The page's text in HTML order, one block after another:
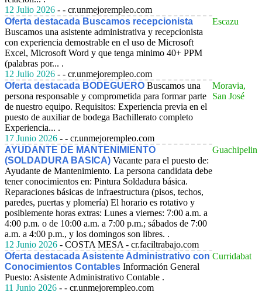
12 Julio 2026 - - cr.unmejorempleo.com
Oferta destacada Buscamos recepcionista
Buscamos una asistente administrativa y recepcionista
con experiencia demostrable en el uso de Microsoft
Excel, Microsoft Word y que tenga minimo 40+ PPM
(palabras por... .
12 Julio 2026 - - cr.unmejorempleo.com
Escazu
Oferta destacada BODEGUERO Buscamos una
persona responsable y comprometida para formar parte
de nuestro equipo. Requisitos: Experiencia previa en el
puesto de auxiliar de bodega Bachillerato completo
Experiencia... .
17 Junio 2026 - - cr.unmejorempleo.com
Moravia,
San José
AYUDANTE DE MANTENIMIENTO
(SOLDADURA BASICA) Vacante para el puesto de:
Ayudante de Mantenimiento. La persona candidata debe
tener conocimientos en: Pintura Soldadura básica.
Reparaciones básicas de infraestructura (pisos, techos,
paredes, puertas y plomería) El horario es rotativo y
posiblemente horas extras: Lunes a viernes: 7:00 a.m. a
4:00 p.m. o de 10:00 a.m. a 7:00 p.m.; sábados de 7:00
a.m. a 4:00 p.m., y los domingos son libres. .
12 Junio 2026 - COSTA MESA - cr.faciltrabajo.com
Guachipelin
Oferta destacada Asistente Administrativo con
Conocimientos Contables Información General
Puesto: Asistente Administrativo Contable .
11 Junio 2026 - - cr.unmejorempleo.com
Curridabat